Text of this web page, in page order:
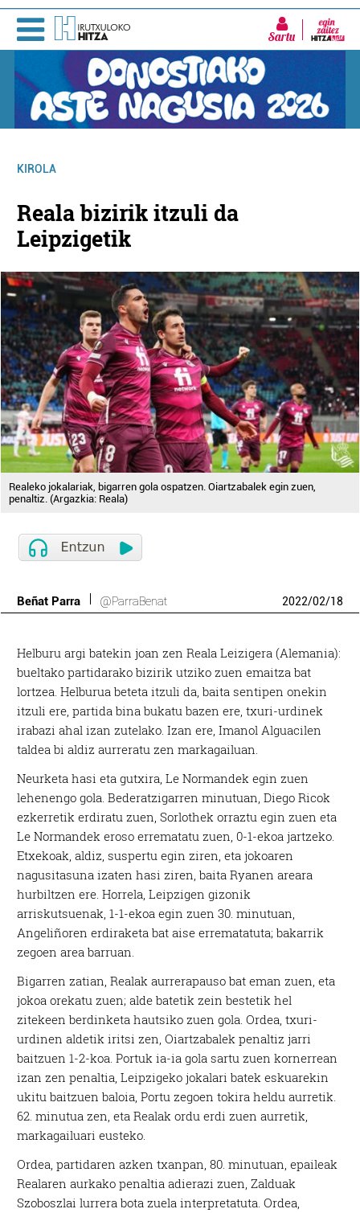
Sartu
KIROLA
Reala bizirik itzuli da
Leipzigetik
Realeko jokalariak, bigarren gola ospatzen. Oiartzabalek egin zuen,
penaltiz. (Argazkia: Reala)
Beñat Parra @ParraBenat 2022/02/18
Helburu argi batekin joan zen Reala Leizigera (Alemania):
bueltako partidarako bizirik utziko zuen emaitza bat
lortzea. Helburua beteta itzuli da, baita sentipen onekin
itzuli ere, partida bina bukatu bazen ere, txuri-urdinek
irabazi ahal izan zutelako. Izan ere, Imanol Alguacilen
taldea bi aldiz aurreratu zen markagailuan.
Neurketa hasi eta gutxira, Le Normandek egin zuen
lehenengo gola. Bederatzigarren minutuan, Diego Ricok
ezkerretik erdiratu zuen, Sorlothek orraztu egin zuen eta
Le Normandek eroso errematatu zuen, 0-1-ekoa jartzeko.
Etxekoak, aldiz, suspertu egin ziren, eta jokoaren
nagusitasuna izaten hasi ziren, baita Ryanen areara
hurbiltzen ere. Horrela, Leipzigen gizonik
arriskutsuenak, 1-1-ekoa egin zuen 30. minutuan,
Angeliñoren erdiraketa bat aise errematatuta; bakarrik
zegoen area barruan.
Bigarren zatian, Realak aurrerapauso bat eman zuen, eta
jokoa orekatu zuen; alde batetik zein bestetik hel
zitekeen berdinketa hautsiko zuen gola. Ordea, txuri-
urdinen aldetik iritsi zen, Oiartzabalek penaltiz jarri
baitzuen 1-2-koa. Portuk ia-ia gola sartu zuen kornerrean
izan zen penaltia, Leipzigeko jokalari batek eskuarekin
ukitu baitzuen baloia, Portu zegoen tokira heldu aurretik.
62. minutua zen, eta Realak ordu erdi zuen aurretik,
markagailuari eusteko.
Ordea, partidaren azken txanpan, 80. minutuan, epaileak
Realaren aurkako penaltia adierazi zuen, Zalduak
Szoboszlai lurrera bota zuela interpretatuta. Ordea,